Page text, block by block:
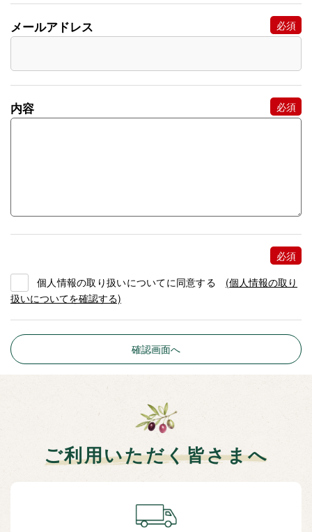
メールアドレス
内容
個人情報の取り扱いについてに同意する
(個人情報の取り
扱いについてを確認する)
ご利用いただく皆さまへ